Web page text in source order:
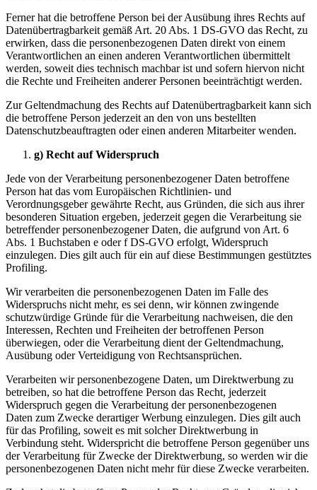
Ferner hat die betroffene Person bei der Ausübung ihres Rechts auf
Datenübertragbarkeit gemäß Art. 20 Abs. 1 DS-GVO das Recht, zu
erwirken, dass die personenbezogenen Daten direkt von einem
Verantwortlichen an einen anderen Verantwortlichen übermittelt
werden, soweit dies technisch machbar ist und sofern hiervon nicht
die Rechte und Freiheiten anderer Personen beeinträchtigt werden.
Zur Geltendmachung des Rechts auf Datenübertragbarkeit kann sich
die betroffene Person jederzeit an den von uns bestellten
Datenschutzbeauftragten oder einen anderen Mitarbeiter wenden.
g) Recht auf Widerspruch
Jede von der Verarbeitung personenbezogener Daten betroffene
Person hat das vom Europäischen Richtlinien- und
Verordnungsgeber gewährte Recht, aus Gründen, die sich aus ihrer
besonderen Situation ergeben, jederzeit gegen die Verarbeitung sie
betreffender personenbezogener Daten, die aufgrund von Art. 6
Abs. 1 Buchstaben e oder f DS-GVO erfolgt, Widerspruch
einzulegen. Dies gilt auch für ein auf diese Bestimmungen gestütztes
Profiling.
Wir verarbeiten die personenbezogenen Daten im Falle des
Widerspruchs nicht mehr, es sei denn, wir können zwingende
schutzwürdige Gründe für die Verarbeitung nachweisen, die den
Interessen, Rechten und Freiheiten der betroffenen Person
überwiegen, oder die Verarbeitung dient der Geltendmachung,
Ausübung oder Verteidigung von Rechtsansprüchen.
Verarbeiten wir personenbezogene Daten, um Direktwerbung zu
betreiben, so hat die betroffene Person das Recht, jederzeit
Widerspruch gegen die Verarbeitung der personenbezogenen
Daten zum Zwecke derartiger Werbung einzulegen. Dies gilt auch
für das Profiling, soweit es mit solcher Direktwerbung in
Verbindung steht. Widerspricht die betroffene Person gegenüber uns
der Verarbeitung für Zwecke der Direktwerbung, so werden wir die
personenbezogenen Daten nicht mehr für diese Zwecke verarbeiten.